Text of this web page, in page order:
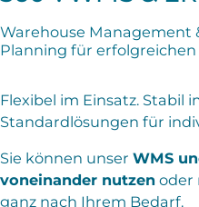
Warehouse Management
Planning für erfolgreichen
Flexibel im Einsatz. Stabil
Standardlösungen für
Sie können unser WMS
voneinander nutzen oder
ganz nach Ihrem Bedarf.